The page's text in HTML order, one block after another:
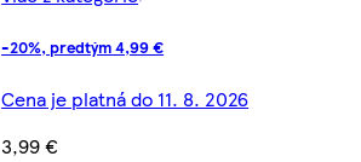
-20%, predtým 4,99 €
Cena je platná do 11. 8. 2026
3,99 €